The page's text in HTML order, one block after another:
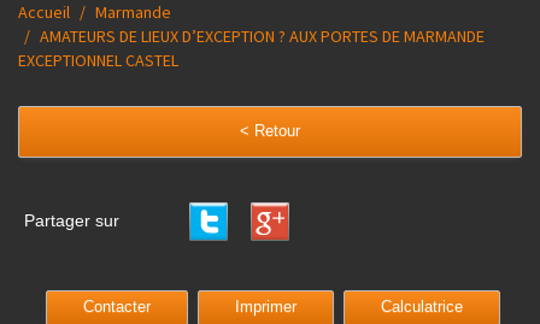
Accueil
Marmande
AMATEURS DE LIEUX D’EXCEPTION ? AUX PORTES DE MARMANDE
EXCEPTIONNEL CASTEL
< Retour
Partager sur
Contacter Imprimer Calculatrice